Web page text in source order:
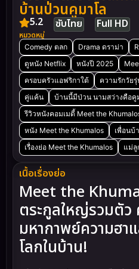
บ้านป่วนคูมาโล
5.2 ซับไทย Full HD
หมวดหมู่
Comedy ตลก Drama ดราม่า
ดูหนัง Netflix
หนังปี 2025
ครอบครัวแอฟริกาใต้
ความรักวัย
คู่แค้น
บ้านนี้มีป่วน นามสว่างคือคู
รีวิวหนังคอมเมดี้ Meet the
หนัง Meet the Khumalos
เพื่อนบ้
เรื่องย่อ Meet the Khumalos
แม่ลู
เนื้อเรื่องย่อ
Meet the
ตระกูลใหญ่รวมตัว
มหากาพย์ความฮา
โลกในบ้าน!